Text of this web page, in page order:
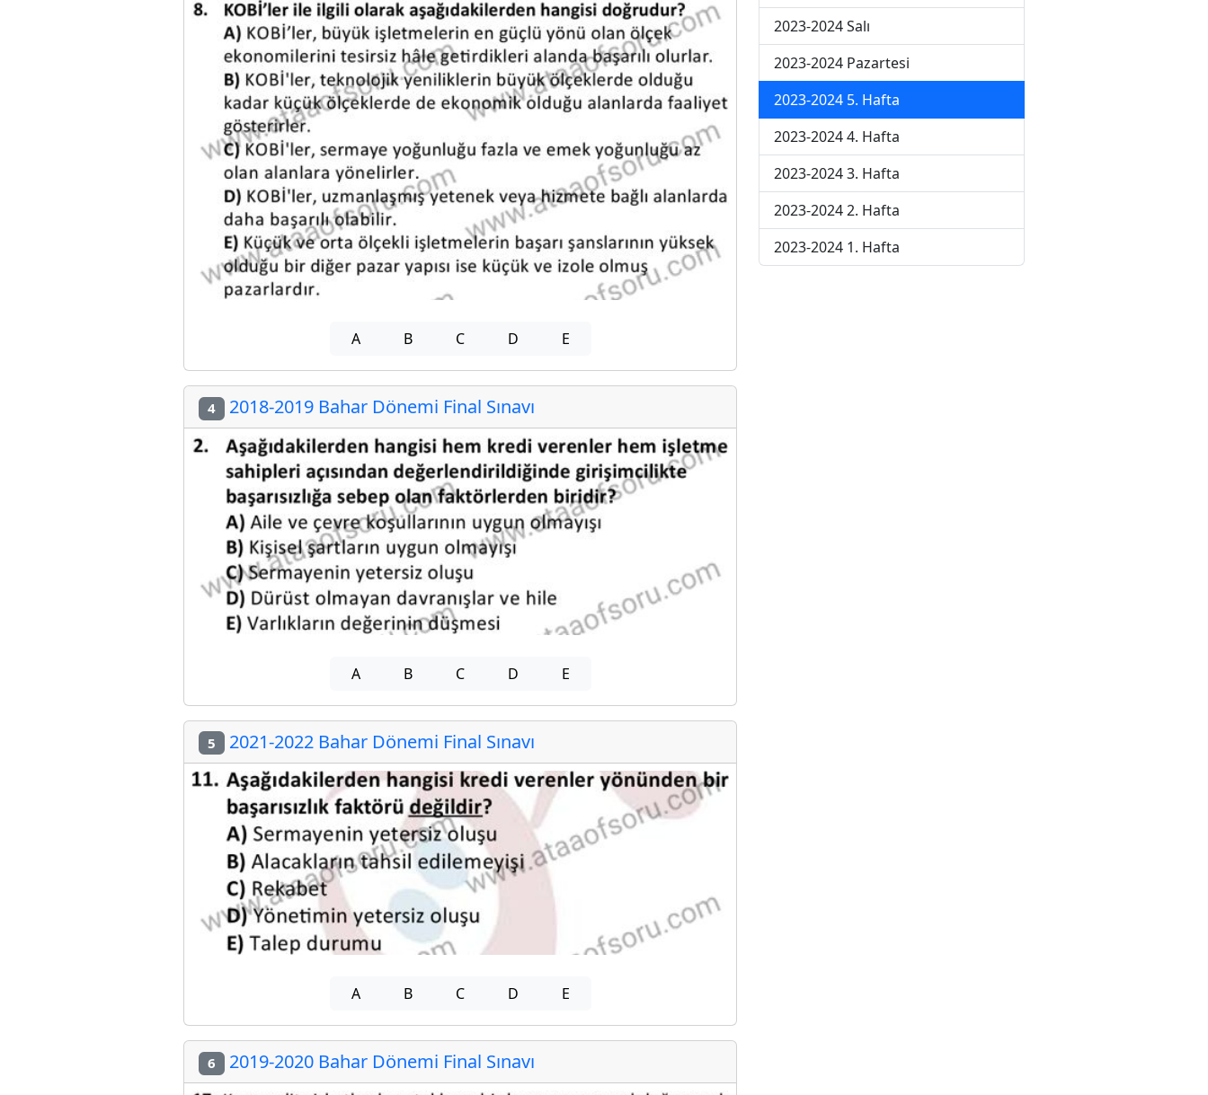
A B C D E
4 2018-2019 Bahar Dönemi Final Sınavı
A B C D E
5 2021-2022 Bahar Dönemi Final Sınavı
A B C D E
6 2019-2020 Bahar Dönemi Final Sınavı
2023-2024 Salı
2023-2024 Pazartesi
2023-2024 5. Hafta
2023-2024 4. Hafta
2023-2024 3. Hafta
2023-2024 2. Hafta
2023-2024 1. Hafta